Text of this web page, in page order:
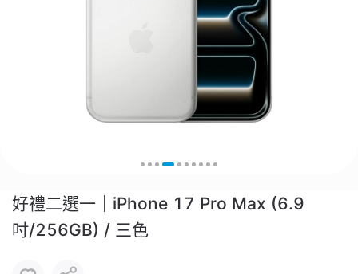
好禮二選一｜iPhone 17 Pro Max (6.9
吋/256GB) / 三色